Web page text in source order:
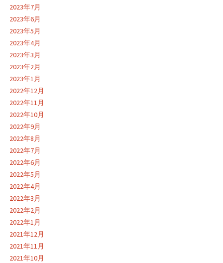
2023年7月
2023年6月
2023年5月
2023年4月
2023年3月
2023年2月
2023年1月
2022年12月
2022年11月
2022年10月
2022年9月
2022年8月
2022年7月
2022年6月
2022年5月
2022年4月
2022年3月
2022年2月
2022年1月
2021年12月
2021年11月
2021年10月